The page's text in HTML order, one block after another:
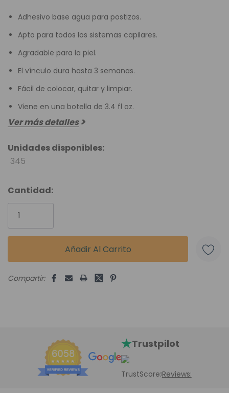
Adhesivo base agua para postizos.
Apto para todos los sistemas capilares.
Agradable para la piel.
El vínculo dura hasta 3 semanas.
Fácil de colocar, quitar y limpiar.
Viene en una botella de 3.4 fl oz.
Ver más detalles
Unidades disponibles:
345
Cantidad:
Compartir:
Trustpilot
TrustScore:Reviews: